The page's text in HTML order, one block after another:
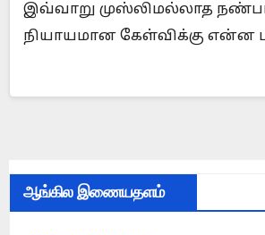
இவ்வாறு முஸ்லிமல்லாத
நியாயமான கேள்விக்கு என்ன
ஆங்கில இணையதளம்